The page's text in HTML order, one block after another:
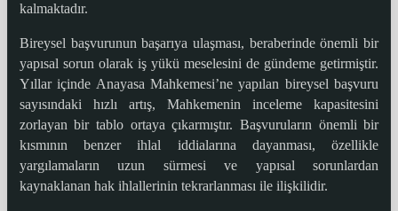
kalmaktadır.
Bireysel başvurunun başarıya ulaşması, beraberinde önemli bir
yapısal sorun olarak iş yükü meselesini de gündeme getirmiştir.
Yıllar içinde Anayasa Mahkemesi’ne yapılan bireysel başvuru
sayısındaki hızlı artış, Mahkemenin inceleme kapasitesini
zorlayan bir tablo ortaya çıkarmıştır. Başvuruların önemli bir
kısmının benzer ihlal iddialarına dayanması, özellikle
yargılamaların uzun sürmesi ve yapısal sorunlardan
kaynaklanan hak ihlallerinin tekrarlanması ile ilişkilidir.